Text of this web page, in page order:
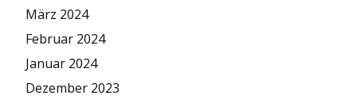
März 2024
Februar 2024
Januar 2024
Dezember 2023